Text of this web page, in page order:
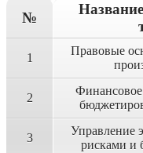
№
1
Правовые
2
3
Управление
рисками и